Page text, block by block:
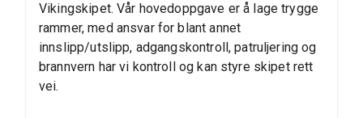
Vikingskipet. Vår hovedoppgave er å lage trygge
rammer, med ansvar for blant annet
innslipp/utslipp, adgangskontroll, patruljering og
brannvern har vi kontroll og kan styre skipet rett
vei.